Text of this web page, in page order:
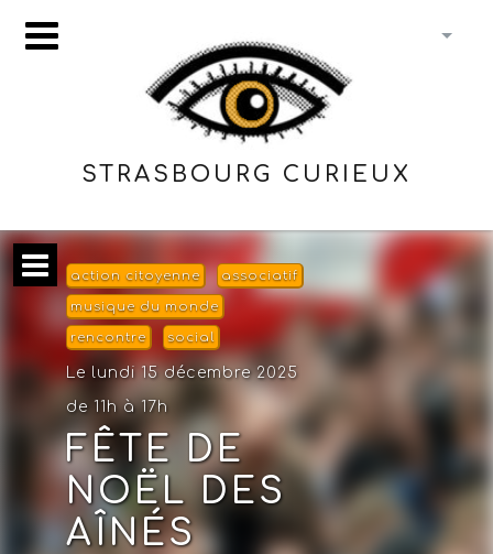
STRASBOURG CURIEUX
action citoyenne associatif
musique du monde
rencontre social
Le lundi 15 décembre 2025
de 11h à 17h
FÊTE DE
NOËL DES
AÎNÉS